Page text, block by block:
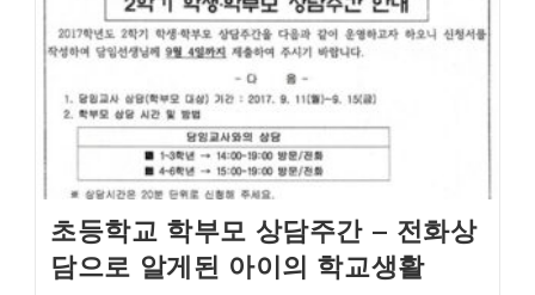
초등학교 학부모 상담주간 – 전화상
담으로 알게된 아이의 학교생활